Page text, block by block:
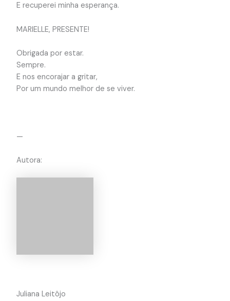
E recuperei minha esperança.
MARIELLE, PRESENTE!
Obrigada por estar.
Sempre.
E nos encorajar a gritar,
Por um mundo melhor de se viver.
—
Autora:
Juliana Leitôjo